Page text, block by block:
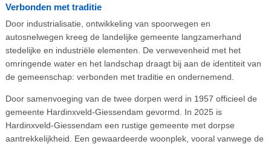
Verbonden met traditie
Door industrialisatie, ontwikkeling van spoorwegen en
autosnelwegen kreeg de landelijke gemeente langzamerhand
stedelijke en industriële elementen. De verwevenheid met het
omringende water en het landschap draagt bij aan de identiteit van
de gemeenschap: verbonden met traditie en ondernemend.
Door samenvoeging van de twee dorpen werd in 1957 officieel de
gemeente Hardinxveld-Giessendam gevormd. In 2025 is
Hardinxveld-Giessendam een rustige gemeente met dorpse
aantrekkelijkheid. Een gewaardeerde woonplek, vooral vanwege de